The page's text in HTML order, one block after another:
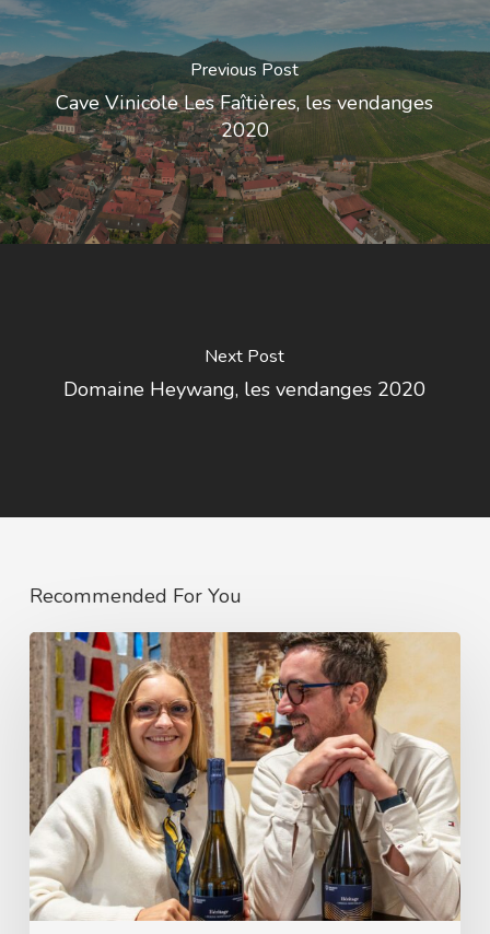
Previous Post
Cave Vinicole Les Faîtières, les vendanges
2020
Next Post
Domaine Heywang, les vendanges 2020
Recommended For You
Carnet
de
vendanges
2024
au
Domaine
Ruhlmann-
Schutz